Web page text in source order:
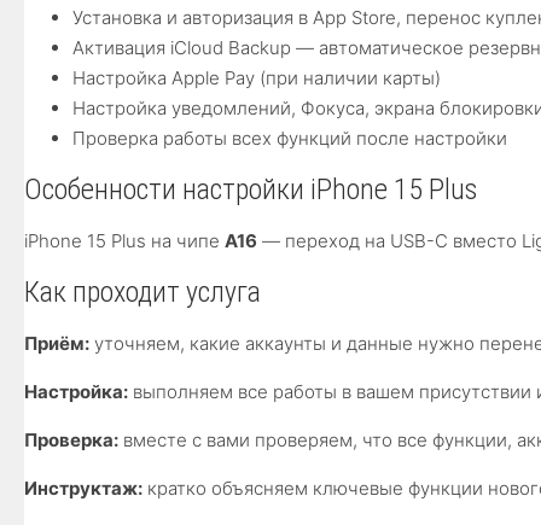
Установка и авторизация в App Store, перенос
Активация iCloud Backup — автоматическое
Настройка Apple Pay (при наличии карты)
Настройка уведомлений, Фокуса, экрана
Проверка работы всех функций после настройки
Особенности настройки iPhone 15 Plus
iPhone 15 Plus на чипе A16 — переход на USB-C вместо
Как проходит услуга
Приём: уточняем, какие аккаунты и данные нужно
Настройка: выполняем все работы в вашем
Проверка: вместе с вами проверяем, что все функции,
Инструктаж: кратко объясняем ключевые функции